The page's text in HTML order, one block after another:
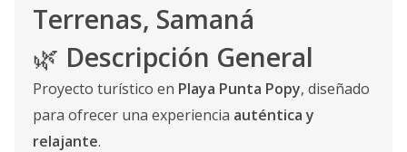
Terrenas, Samaná
🌿 Descripción General
Proyecto turístico en Playa Punta Popy, diseñado
para ofrecer una experiencia auténtica y
relajante.